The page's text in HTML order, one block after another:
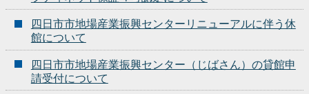
四日市市地場産業振興センターリニューアルに伴う休
館について
四日市市地場産業振興センター（じばさん）の貸館申
請受付について